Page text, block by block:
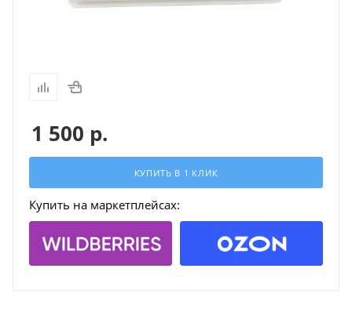
1 500 р.
КУПИТЬ В 1 КЛИК
Купить на маркетплейсах: